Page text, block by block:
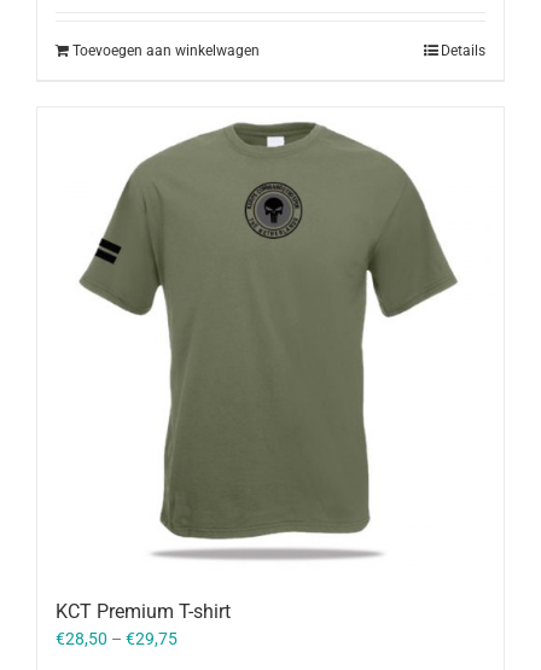
Toevoegen aan winkelwagen Details
KCT Premium T-shirt
€28,50 – €29,75